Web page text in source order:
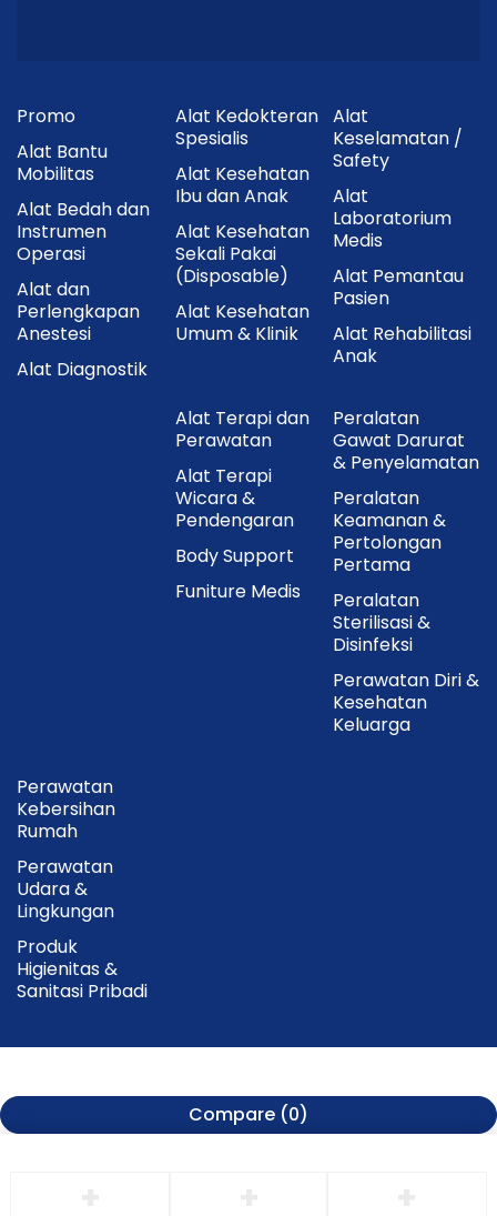
Promo
Alat Bantu
Mobilitas
Alat Bedah dan
Instrumen
Operasi
Alat dan
Perlengkapan
Anestesi
Alat Diagnostik
Alat Kedokteran
Spesialis
Alat Kesehatan
Ibu dan Anak
Alat Kesehatan
Sekali Pakai
(Disposable)
Alat Kesehatan
Umum & Klinik
Alat
Keselamatan /
Safety
Alat
Laboratorium
Medis
Alat Pemantau
Pasien
Alat Rehabilitasi
Anak
Alat Terapi dan
Perawatan
Alat Terapi
Wicara &
Pendengaran
Body Support
Funiture Medis
Peralatan
Gawat Darurat
& Penyelamatan
Peralatan
Keamanan &
Pertolongan
Pertama
Peralatan
Sterilisasi &
Disinfeksi
Perawatan Diri &
Kesehatan
Keluarga
Perawatan
Kebersihan
Rumah
Perawatan
Udara &
Lingkungan
Produk
Higienitas &
Sanitasi Pribadi
Compare (0)